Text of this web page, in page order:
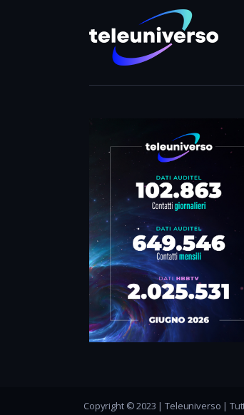
Copyright © 2023 | Teleuniverso |